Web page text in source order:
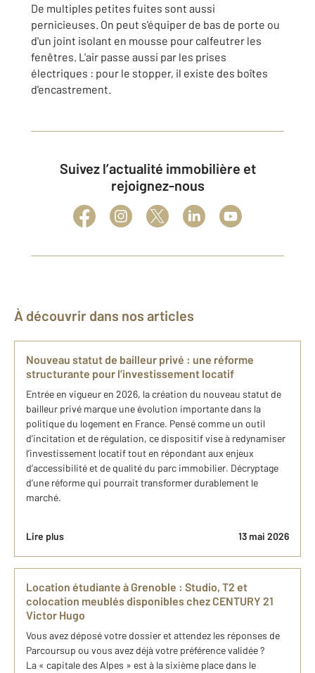
De multiples petites fuites sont aussi
pernicieuses. On peut s'équiper de bas de porte ou
d'un joint isolant en mousse pour calfeutrer les
fenêtres. L'air passe aussi par les prises
électriques : pour le stopper, il existe des boîtes
d'encastrement.
Suivez l’actualité immobilière et
rejoignez-nous
À découvrir dans nos articles
Nouveau statut de bailleur privé : une réforme
structurante pour l’investissement locatif
Entrée en vigueur en 2026, la création du nouveau statut de
bailleur privé marque une évolution importante dans la
politique du logement en France. Pensé comme un outil
d’incitation et de régulation, ce dispositif vise à redynamiser
l’investissement locatif tout en répondant aux enjeux
d’accessibilité et de qualité du parc immobilier. Décryptage
d’une réforme qui pourrait transformer durablement le
marché.
Lire plus 13 mai 2026
Location étudiante à Grenoble : Studio, T2 et
colocation meublés disponibles chez CENTURY 21
Victor Hugo
Vous avez déposé votre dossier et attendez les réponses de
Parcoursup ou vous avez déjà votre préférence validée ?
La « capitale des Alpes » est à la sixième place dans le